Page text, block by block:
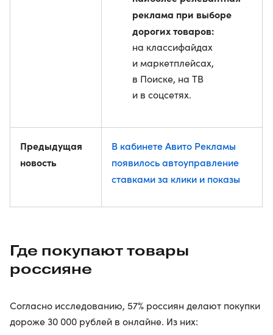
реклама при выборе
дорогих товаров:
на классифайдах
и маркетплейсах,
в Поиске, на ТВ
и в соцсетях.
Предыдущая
новость
В кабинете Авито Рекламы
появилось автоуправление
ставками за клики и показы
Где покупают товары
россияне
Согласно исследованию, 57% россиян делают покупки
дороже 30 000 рублей в онлайне. Из них: